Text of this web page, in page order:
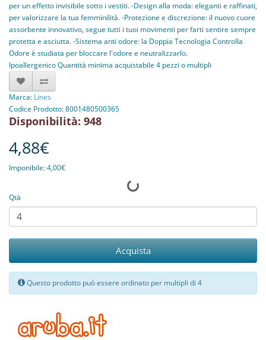
per un effetto invisibile sotto i vestiti. -Design alla moda: eleganti e raffinati,
per valorizzare la tua femminilità. -Protezione e discrezione: il nuovo cuore
assorbente innovativo, segue tutti i tuoi movimenti per farti sentire sempre
protetta e asciutta. -Sistema anti odore: la Doppia Tecnologia Controlla
Odore è studiata per bloccare l'odore e neutralizzarlo.
Ipoallergenico Quantità minima acquistabile 4 pezzi o multipli
Marca: Lines
Codice Prodotto: 8001480500365
Disponibilità: 948
4,88€
Imponibile: 4,00€
Qtà
Acquista
Questo prodotto può essere ordinato per multipli di 4